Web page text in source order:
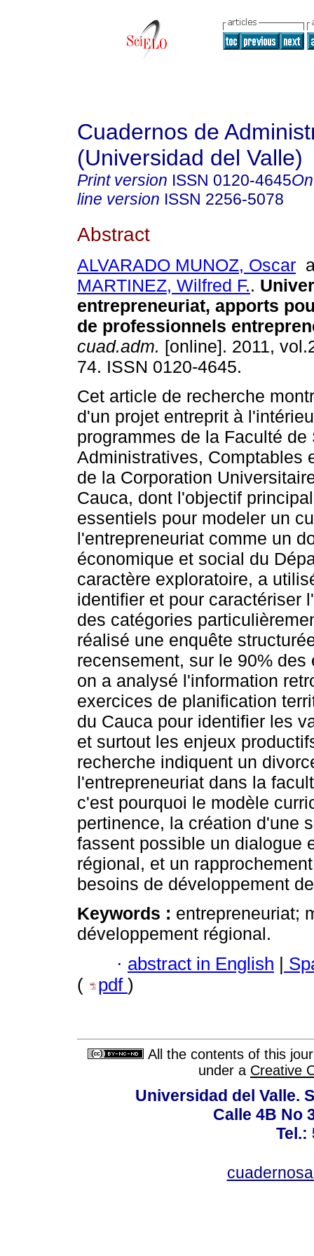
Cuadernos de
(Universidad del Valle)
Print version ISSN 0120-4645
line version ISSN 2256-5078
Abstract
ALVARADO MUNOZ, Oscar
MARTINEZ, Wilfred F..
entrepreneuriat, apports
de professionnels
cuad.adm. [online]. 2011,
74. ISSN 0120-4645.
Cet article de recherche
d'un projet entreprit à
programmes de la Faculté de
Administratives, Comptables
de la Corporation
Cauca, dont l'objectif
essentiels pour modeler un
l'entrepreneuriat comme un
économique et social du
caractère exploratoire, a
identifier et pour caractériser
des catégories
réalisé une enquête
recensement, sur le 90%
on a analysé l'information
exercices de planification
du Cauca pour identifier les
et surtout les enjeux
recherche indiquent un
l'entrepreneuriat dans la
c'est pourquoi le modèle
pertinence, la création d'une
fassent possible un dialogue
régional, et un
besoins de développement
Keywords : entrepreneuriat;
développement régional.
· abstract in English |
(
pdf )
All the contents of this
under a Creative
Universidad del Valle.
Calle 4B No
Tel.: